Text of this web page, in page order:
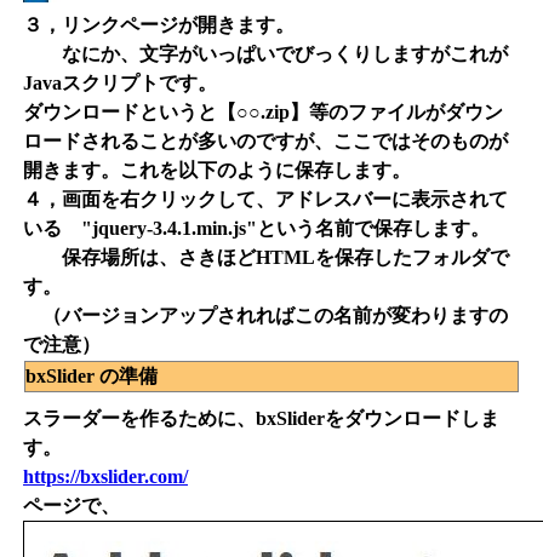
３，リンクページが開きます。
なにか、文字がいっぱいでびっくりしますがこれが
Javaスクリプトです。
ダウンロードというと【○○.zip】等のファイルがダウン
ロードされることが多いのですが、ここではそのものが
開きます。これを以下のように保存します。
４，画面を右クリックして、アドレスバーに表示されて
いる "jquery-3.4.1.min.js"という名前で保存します。
保存場所は、さきほどHTMLを保存したフォルダで
す。
（バージョンアップされればこの名前が変わりますの
で注意）
bxSlider の準備
スラーダーを作るために、bxSliderをダウンロードしま
す。
https://bxslider.com/
ページで、